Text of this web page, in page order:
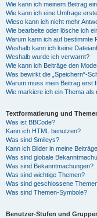
Wie kann ich meinem Beitrag
Wie kann ich eine Umfrage
Wieso kann ich nicht mehr
Wie bearbeite oder lösche ich
Warum kann ich auf bestimmte
Weshalb kann ich keine
Weshalb wurde ich verwarnt?
Wie kann ich Beiträge den
Was bewirkt die „Speichern“-
Warum muss mein Beitrag erst
Wie markiere ich ein Thema als
Textformatierung und
Was ist BBCode?
Kann ich HTML benutzen?
Was sind Smileys?
Kann ich Bilder in meine
Was sind globale
Was sind Bekanntmachungen?
Was sind wichtige Themen?
Was sind geschlossene
Was sind Themen-Symbole?
Benutzer-Stufen und